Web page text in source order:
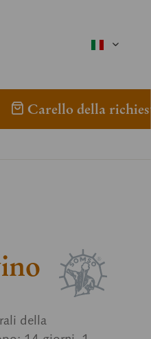
Carello della
della